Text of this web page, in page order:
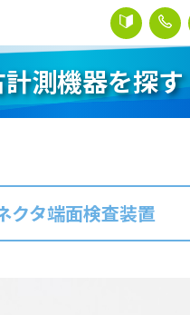
測機器を探す
クタ端面検査装置